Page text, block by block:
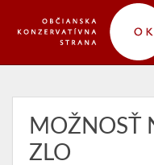
MOŽNOSŤ
ZLO